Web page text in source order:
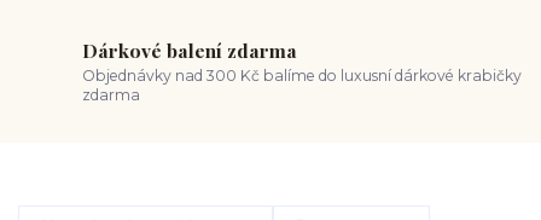
Dárkové balení zdarma
Objednávky nad 300 Kč balíme do luxusní dárkové krabičky
zdarma